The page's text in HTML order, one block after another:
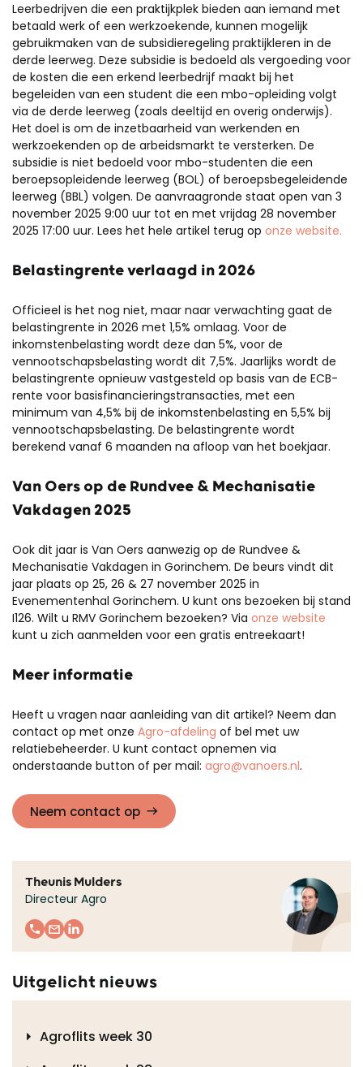
Leerbedrijven die een praktijkplek bieden aan iemand met
betaald werk of een werkzoekende, kunnen mogelijk
gebruikmaken van de subsidieregeling praktijkleren in de
derde leerweg. Deze subsidie is bedoeld als vergoeding voor
de kosten die een erkend leerbedrijf maakt bij het
begeleiden van een student die een mbo-opleiding volgt
via de derde leerweg (zoals deeltijd en overig onderwijs).
Het doel is om de inzetbaarheid van werkenden en
werkzoekenden op de arbeidsmarkt te versterken. De
subsidie is niet bedoeld voor mbo-studenten die een
beroepsopleidende leerweg (BOL) of beroepsbegeleidende
leerweg (BBL) volgen. De aanvraagronde staat open van 3
november 2025 9:00 uur tot en met vrijdag 28 november
2025 17:00 uur. Lees het hele artikel terug op onze website.
Belastingrente verlaagd in 2026
Officieel is het nog niet, maar naar verwachting gaat de
belastingrente in 2026 met 1,5% omlaag. Voor de
inkomstenbelasting wordt deze dan 5%, voor de
vennootschapsbelasting wordt dit 7,5%. Jaarlijks wordt de
belastingrente opnieuw vastgesteld op basis van de ECB-
rente voor basisfinancieringstransacties, met een
minimum van 4,5% bij de inkomstenbelasting en 5,5% bij
vennootschapsbelasting. De belastingrente wordt
berekend vanaf 6 maanden na afloop van het boekjaar.
Van Oers op de Rundvee & Mechanisatie
Vakdagen 2025
Ook dit jaar is Van Oers aanwezig op de Rundvee &
Mechanisatie Vakdagen in Gorinchem. De beurs vindt dit
jaar plaats op 25, 26 & 27 november 2025 in
Evenementenhal Gorinchem. U kunt ons bezoeken bij stand
I126. Wilt u RMV Gorinchem bezoeken? Via onze website
kunt u zich aanmelden voor een gratis entreekaart!
Meer informatie
Heeft u vragen naar aanleiding van dit artikel? Neem dan
contact op met onze Agro-afdeling of bel met uw
relatiebeheerder. U kunt contact opnemen via
onderstaande button of per mail: agro@vanoers.nl.
Neem contact op
Theunis Mulders
Directeur Agro
Uitgelicht nieuws
Agroflits week 30